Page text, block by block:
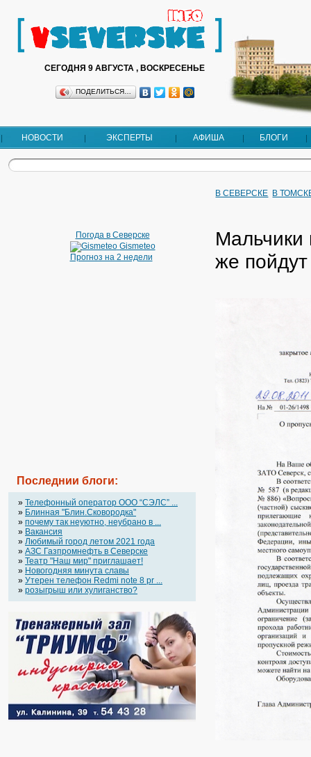
СЕГОДНЯ 9 АВГУСТА , ВОСКРЕСЕНЬЕ
ПОДЕЛИТЬСЯ…
НОВОСТИ ЭКСПЕРТЫ АФИША БЛОГИ
Погода в Северске
Gismeteo
Прогноз на 2 недели
Последнии блоги:
» Телефонный оператор OOO “СЭЛС” ...
» Блинная "Блин.Сковородка"
» почему так неуютно, неубрано в ...
» Вакансия
» Любимый город летом 2021 года
» АЗС Газпромнефть в Северске
» Театр "Наш мир" приглашает!
» Новогодняя минута славы
» Утерен телефон Redmi note 8 pr ...
» розыгрыш или хулиганство?
В СЕВЕРСКЕ В
Мальчики
же